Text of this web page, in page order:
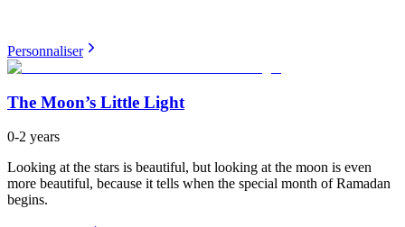
Personnaliser
The Moon’s Little Light
0-2 years
Looking at the stars is beautiful, but looking at the moon is even
more beautiful, because it tells when the special month of Ramadan
begins.